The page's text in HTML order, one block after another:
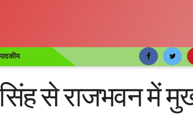
से राजभवन में